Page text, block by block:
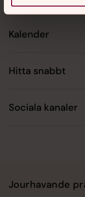
Kalender
Hitta snabbt
Sociala kanaler
Jourhavande